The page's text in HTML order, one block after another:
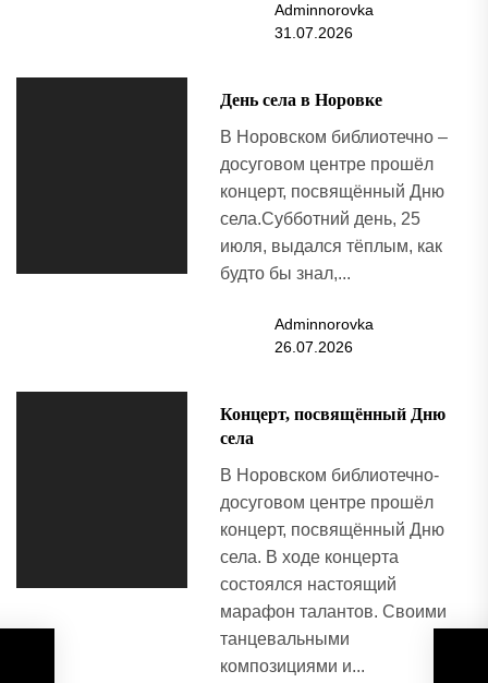
Adminnorovka
31.07.2026
День села в Норовке
В Норовском библиотечно –
досуговом центре прошёл
концерт, посвящённый Дню
села.Субботний день, 25
июля, выдался тёплым, как
будто бы знал,...
Adminnorovka
26.07.2026
Концерт, посвящённый Дню
села
В Норовском библиотечно-
досуговом центре прошёл
концерт, посвящённый Дню
села. В ходе концерта
состоялся настоящий
марафон талантов. Своими
танцевальными
композициями и...